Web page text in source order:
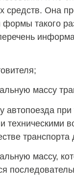
средств. Она
формы такого
массу
автопоезда
техническими
массу,